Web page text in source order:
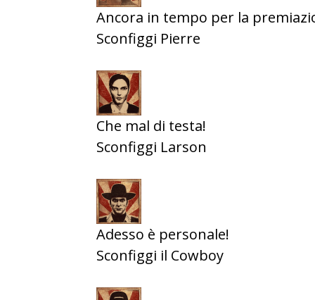
Ancora in tempo per la
Sconfiggi Pierre
Che mal di testa!
Sconfiggi Larson
Adesso è personale!
Sconfiggi il Cowboy